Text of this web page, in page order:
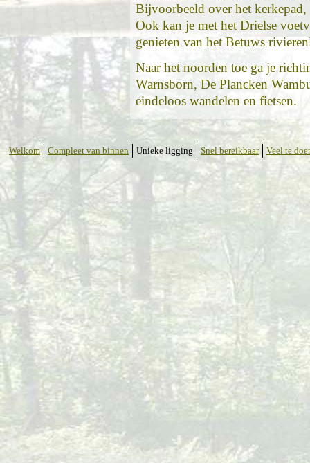
Bijvoorbeeld over het
Ook kan je met het Drielse
genieten van het Betuws
Naar het noorden toe ga je
Warnsborn, De Plancken
eindeloos wandelen en fietsen.
Welkom Compleet van binnen Unieke ligging Snel bereikbaar Veel te